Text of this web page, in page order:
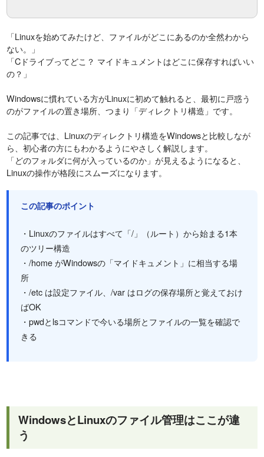
「Linuxを始めてみたけど、ファイルがどこにあるのか全然わから
ない。」
「Cドライブってどこ？ マイドキュメントはどこに保存すればいい
の？」
Windowsに慣れている方がLinuxに初めて触れると、最初に戸惑う
のがファイルの置き場所、つまり「ディレクトリ構造」です。
この記事では、Linuxのディレクトリ構造をWindowsと比較しなが
ら、初心者の方にもわかるようにやさしく解説します。
「どのフォルダに何が入っているのか」が見えるようになると、
Linuxの操作が格段にスムーズになります。
この記事のポイント
・Linuxのファイルはすべて「/」（ルート）から始まる1本
のツリー構造
・/home がWindowsの「マイドキュメント」に相当する場
所
・/etc は設定ファイル、/var はログの保存場所と覚えておけ
ばOK
・pwdとlsコマンドで今いる場所とファイルの一覧を確認で
きる
WindowsとLinuxのファイル管理はここが違
う